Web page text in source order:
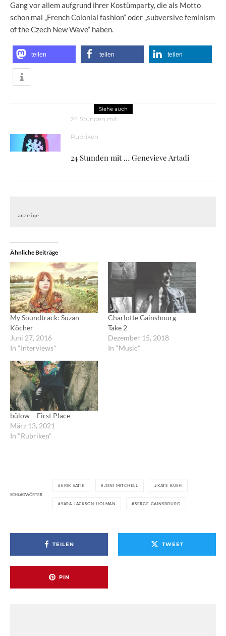
Gang vor allem aufgrund ihrer Kostümparty, die als Motto
schon mal „French Colonial fashion“ oder „subversive feminism
of the Czech New Wave“ haben.
teilen teilen teilen
Siehe auch
24 Stunden mit ...
Rubriken
24 Stunden mit … Genevieve Artadi
anzeige
Ähnliche Beiträge
My Soundtrack: Suzan
Köcher
Juni 27, 2016
In "Interviews"
Charlotte Gainsbourg –
Take 2
Dezember 15, 2018
In "Music"
bülow – First Place
März 13, 2021
In "Rubriken"
SCHLAGWÖRTER
ERIK SATIE JONI MITCHELL KATE BUSH
SARA JACKSON-HOLMAN SERGE GAINSBOURG
TEILEN TWEET
PIN